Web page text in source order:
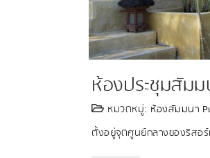
ห้องประชุมสัม
หมวดหมู่: ห้องสัมมนา
ตั้งอยู่จุดศูนย์กลางของรีสอ